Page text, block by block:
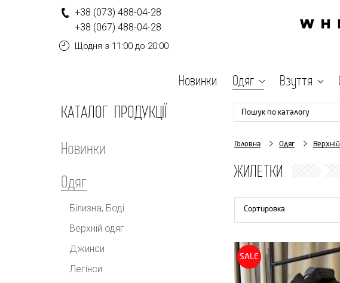
+38 (073) 488-04-28
+38 (067) 488-04-28
Щодня з 11:00 до 20:00
Новинки Одяг Взуття
КАТАЛОГ ПРОДУКЦІЇ
Новинки
Одяг
Білизна, Боді
Верхній одяг
Джинси
Легінси
Пошук по каталогу
Головна Одяг
ЖИЛЕТКИ
Сортировка
SALE